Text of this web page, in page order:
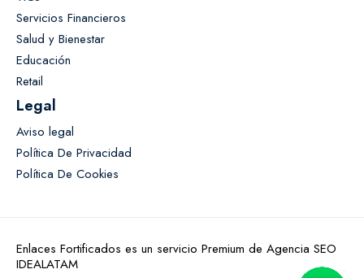
Servicios Financieros
Salud y Bienestar
Educación
Retail
Legal
Aviso legal
Política De Privacidad
Política De Cookies
Enlaces Fortificados es un servicio Premium de Agencia SEO
IDEALATAM